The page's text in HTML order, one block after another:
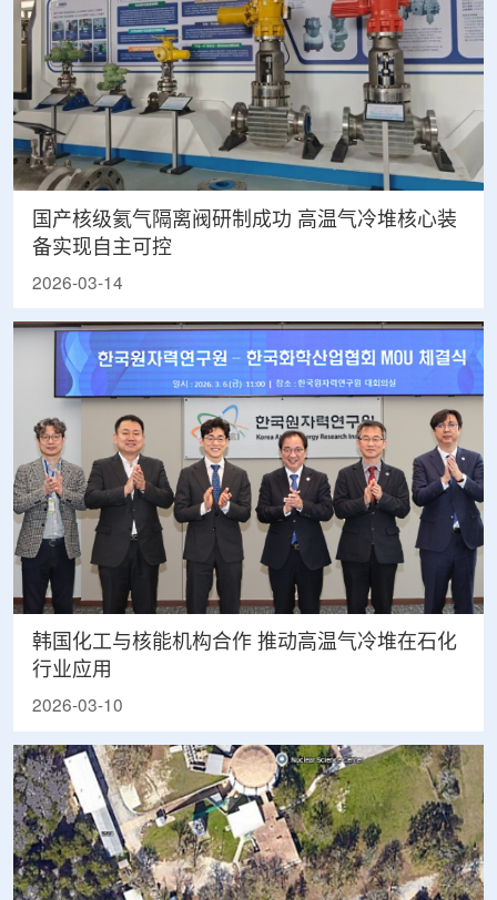
国产核级氦气隔离阀研制成功 高温气冷堆核心装
备实现自主可控
2026-03-14
韩国化工与核能机构合作 推动高温气冷堆在石化
行业应用
2026-03-10